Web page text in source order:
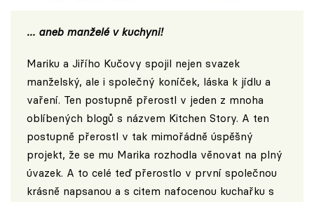
… aneb manželé v kuchyni!
Mariku a Jiřího Kučovy spojil nejen svazek
manželský, ale i společný koníček, láska k jídlu a
vaření. Ten postupně přerostl v jeden z mnoha
oblíbených blogů s názvem Kitchen Story. A ten
postupně přerostl v tak mimořádně úspěšný
projekt, že se mu Marika rozhodla věnovat na plný
úvazek. A to celé teď přerostlo v první společnou
krásně napsanou a s citem nafocenou kuchařku s